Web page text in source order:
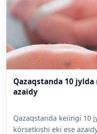
Qazaqstanda 10
azaidy
Qazaqstanda keiingi 10
kórsetkishi eki ese